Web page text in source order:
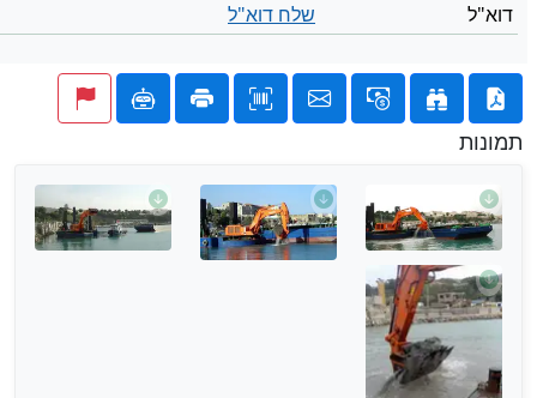
דוא"ל
שלח דוא"ל
תמונות